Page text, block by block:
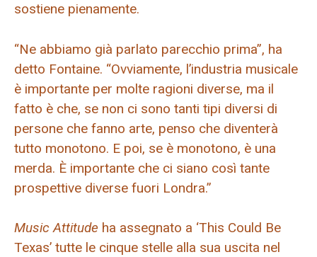
sostiene pienamente.
“Ne abbiamo già parlato parecchio prima”, ha
detto Fontaine. “Ovviamente, l’industria musicale
è importante per molte ragioni diverse, ma il
fatto è che, se non ci sono tanti tipi diversi di
persone che fanno arte, penso che diventerà
tutto monotono. E poi, se è monotono, è una
merda. È importante che ci siano così tante
prospettive diverse fuori Londra.”
Music Attitude ha assegnato a ‘This Could Be
Texas’ tutte le cinque stelle alla sua uscita nel